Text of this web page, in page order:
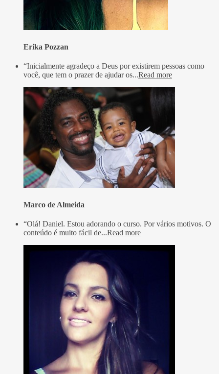
Erika Pozzan
“Inicialmente agradeço a Deus por existirem pessoas como
você, que tem o prazer de ajudar os...Read more
Marco de Almeida
“Olá! Daniel. Estou adorando o curso. Por vários motivos. O
conteúdo é muito fácil de...Read more